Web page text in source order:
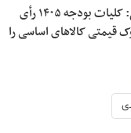
پیش بینی عضو کمیسیون صنایع: کلیات بودجه ۱۴۰۵ رأی
کالاهای اساسی را